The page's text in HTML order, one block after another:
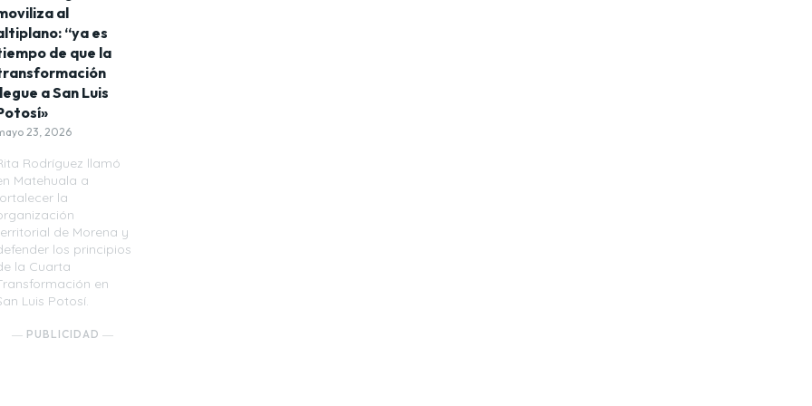
al
“ya es
de que la
a San Luis
23, 2026
Rodríguez llamó
Matehuala a
la
de Morena y
los principios
la Cuarta
en
Luis Potosí.
― PUBLICIDAD ―